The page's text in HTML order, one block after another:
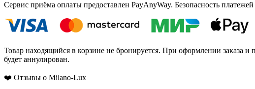
Сервис приёма оплаты предоставлен PayAnyWay. Безопасность
Товар находящийся в корзине не бронируется. При оформлении заказа и
будет аннулирован.
❤️ Отзывы о Milano-Lux